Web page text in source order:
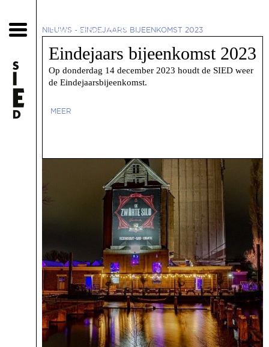
NIEUWS - EINDEJAARS BIJEENKOMST 2023
3 december 2023
Eindejaars bijeenkomst 2023
Op donderdag 14 december 2023 houdt de SIED weer
de Eindejaarsbijeenkomst.
MEER